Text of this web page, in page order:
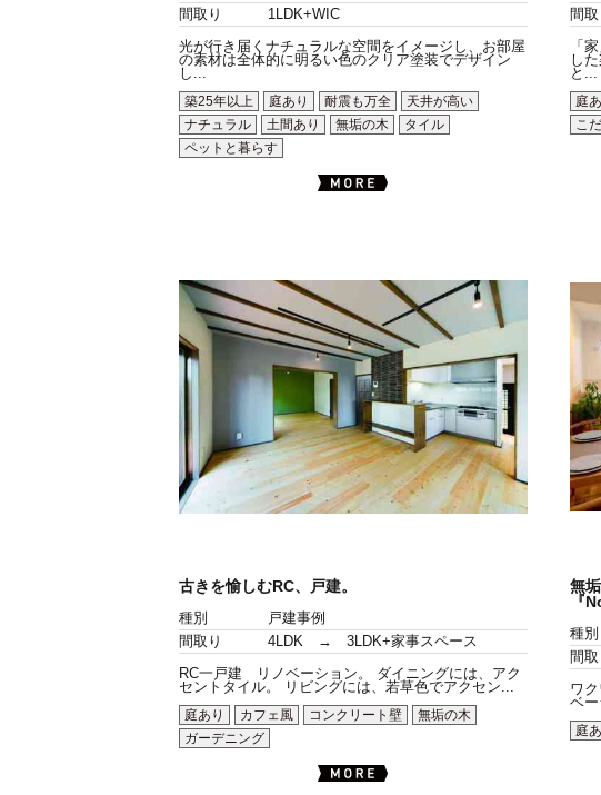
間取り
1LDK+WIC
光が行き届くナチュラルな空間をイメージし、お部屋
の素材は全体的に明るい色のクリア塗装でデザイン
し...
築25年以上
庭あり 耐震も万全
天井が高い
ナチュラル
土間あり 無垢の木
タイル
ペットと暮らす
間取
「
し
と...
庭
こ
古きを愉しむRC、戸建。
種別
戸建事例
間取り
4LDK → 3LDK+家事スペース
RC一戸建 リノベーション。 ダイニングには、アク
セントタイル。 リビングには、若草色でアクセン...
庭あり
カフェ風 コンクリート壁
無垢の木
ガーデニング
無
『
種別
間取
ワ
ベ
庭